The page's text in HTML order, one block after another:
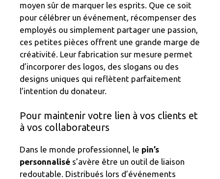
moyen sûr de marquer les esprits. Que ce soit
pour célébrer un événement, récompenser des
employés ou simplement partager une passion,
ces petites pièces offrent une grande marge de
créativité. Leur fabrication sur mesure permet
d’incorporer des logos, des slogans ou des
designs uniques qui reflètent parfaitement
l’intention du donateur.
Pour maintenir votre lien à vos clients et
à vos collaborateurs
Dans le monde professionnel, le pin’s
personnalisé s’avère être un outil de liaison
redoutable. Distribués lors d’événements